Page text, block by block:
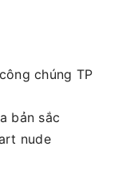
chúng TP
bản sắc
nude